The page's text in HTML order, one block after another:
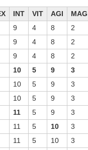
INT VIT AGI MAG
9 4 8 2
9 4 8 2
9 4 8 2
10 5 9 3
10 5 9 3
10 5 9 3
11 5 9 3
11 5 10 3
11 5 10 3